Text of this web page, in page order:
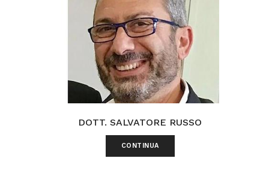
DOTT. SALVATORE RUSSO
CONTINUA